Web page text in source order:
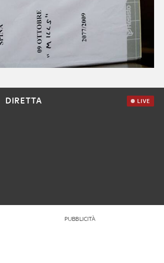
DIRETTA LIVE
PUBBLICITÀ